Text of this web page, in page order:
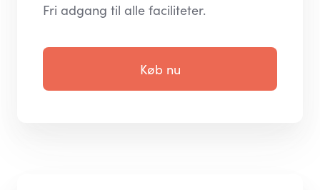
Fri adgang til alle faciliteter.
Køb nu